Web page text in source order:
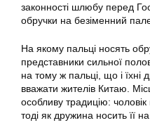
законності шлюбу перед
обручки на безіменний
На якому пальці носять
представники сильної
на тому ж пальці, що і
вважати жителів Китаю.
особливу традицію:
тоді як дружина носить її на